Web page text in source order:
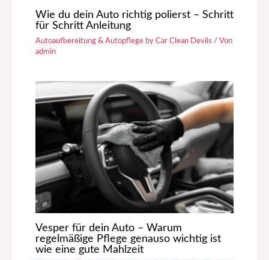
Wie du dein Auto richtig polierst – Schritt
für Schritt Anleitung
Autoaufbereitung & Autopflege by Car Clean Devils / Von
admin
Vesper für dein Auto – Warum
regelmäßige Pflege genauso wichtig ist
wie eine gute Mahlzeit